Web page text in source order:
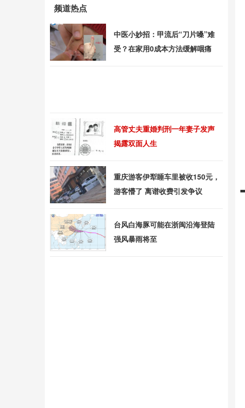
频道热点
中医小妙招：甲流后“刀片嗓”难
受？在家用0成本方法缓解咽痛
高管丈夫重婚判刑一年妻子发声
揭露双面人生
重庆游客伊犁睡车里被收150元，
游客懵了 离谱收费引发争议
台风白海豚可能在浙闽沿海登陆
强风暴雨将至